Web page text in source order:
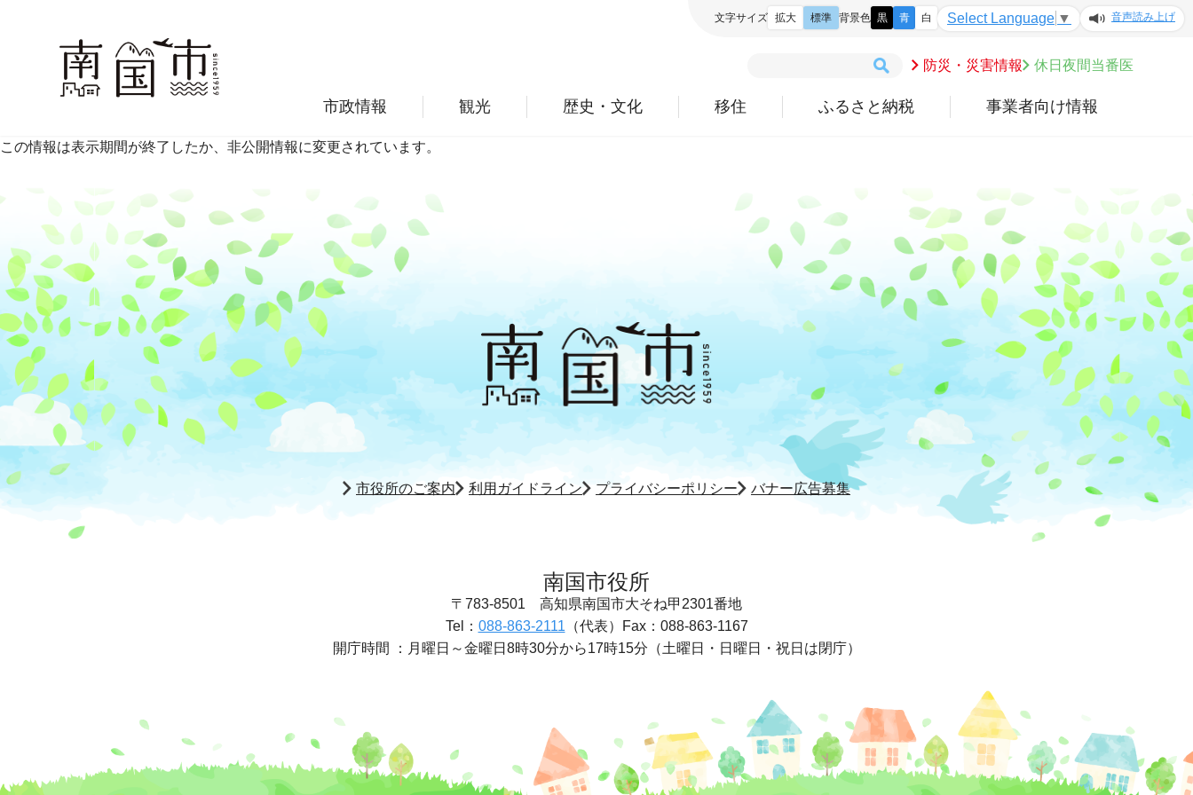
防災・災害情報 休日夜間当番医
市政情報 観光 歴史・文化 移住 ふるさと納税 事業者向け情報
文字サイズ 拡大 標準 背景色 黒 青 白 Select Language ▼ 音声読み上げ
この情報は表示期間が終了したか、非公開情報に変更されています。
市役所のご案内 利用ガイドライン プライバシーポリシー バナー広告募集
南国市役所
〒783-8501 高知県南国市大そね甲2301番地
Tel： 088-863-2111 （代表）
Fax：088-863-1167
開庁時間 ： 月曜日～金曜日8時30分から17時15分 （土曜日・日曜日・祝日は閉庁）